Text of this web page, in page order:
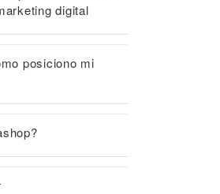
digital
posiciono mi